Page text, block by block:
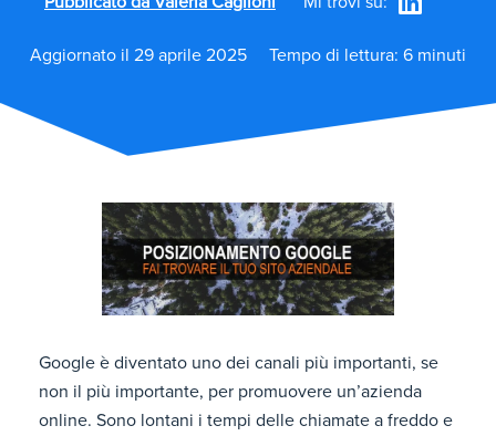
Aggiornato il 29 aprile 2025 Tempo di lettura: 6 minuti
Google è diventato uno dei canali più importanti, se
non il più importante, per promuovere un’azienda
online. Sono lontani i tempi delle chiamate a freddo e